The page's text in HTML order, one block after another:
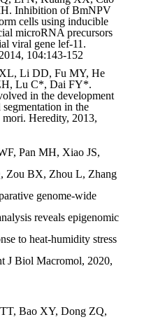
Inhibition of BmNPV
cells using inducible
microRNA precursors
viral gene lef-11.
104:143-152
Li DD, Fu MY, He
Lu C*, Dai FY*.
in the development
in the
Heredity, 2013,
Pan MH, Xiao JS,
Zou BX, Zhou L, Zhang
genome-wide
reveals epigenomic
to heat-humidity stress
J Biol Macromol, 2020,
Bao XY, Dong ZQ,